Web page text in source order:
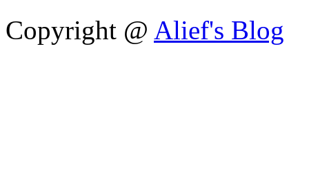
Copyright @ Alief's Blog